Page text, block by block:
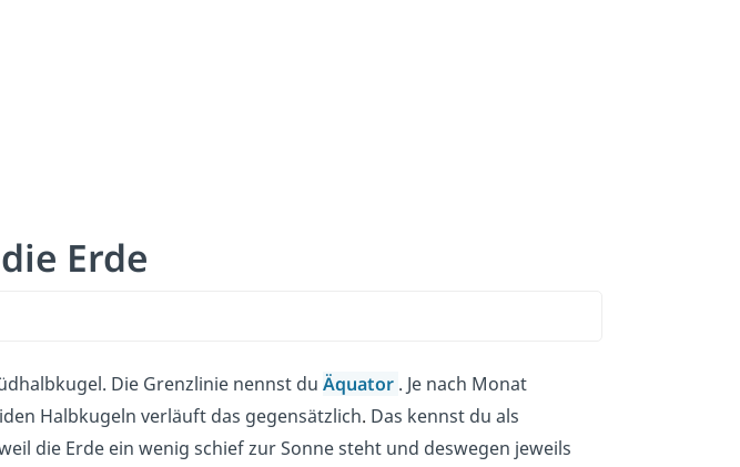
Erde
Die Grenzlinie nennst du Äquator . Je nach Monat
Halbkugeln verläuft das gegensätzlich. Das kennst du als
die Erde ein wenig schief zur Sonne steht und deswegen jeweils